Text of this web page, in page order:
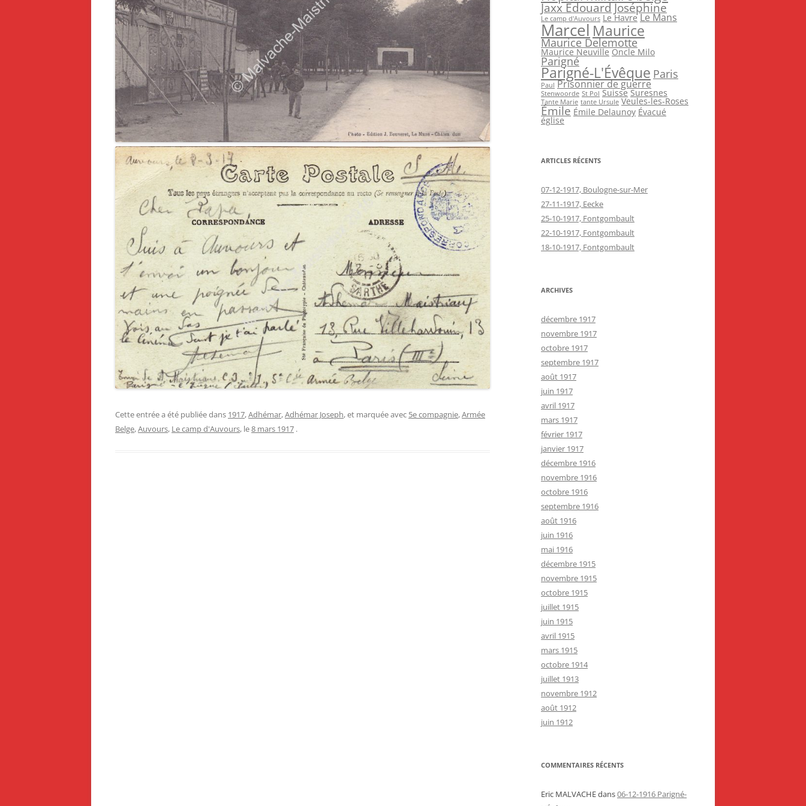
Cette entrée a été publiée dans 1917,Adhémar,Adhémar Joseph, et marquée avec 5e compagnie,Armée
Belge,Auvours, Le camp d'Auvours, le8 mars 1917 .
Jaxx EdouardJoséphine
Le camp d'Auvours Le Havre Le Mans
MarcelMaurice
Maurice Delemotte
Maurice Neuville Oncle Milo
Parigné
Parigné-L'Évêque Paris
Paul Prisonnier de guerre
Stenwoorde St Pol Suisse Suresnes
Tante Marie tante Ursule Veules-les-Roses
Émile Émile Delaunoy Évacué
église
ARTICLES RÉCENTS
07-12-1917, Boulogne-sur-Mer
27-11-1917, Eecke
25-10-1917, Fontgombault
22-10-1917, Fontgombault
18-10-1917, Fontgombault
ARCHIVES
décembre 1917
novembre 1917
octobre 1917
septembre 1917
août 1917
juin 1917
avril 1917
mars 1917
février 1917
janvier 1917
décembre 1916
novembre 1916
octobre 1916
septembre 1916
août 1916
juin 1916
mai 1916
décembre 1915
novembre 1915
octobre 1915
juillet 1915
juin 1915
avril 1915
mars 1915
octobre 1914
juillet 1913
novembre 1912
août 1912
juin 1912
COMMENTAIRES RÉCENTS
Eric MALVACHEdans06-12-1916 Parigné-